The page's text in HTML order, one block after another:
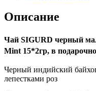
Описание
Чай SIGURD черный
Mint 15*2гр, в
Черный индийский
лепестками роз